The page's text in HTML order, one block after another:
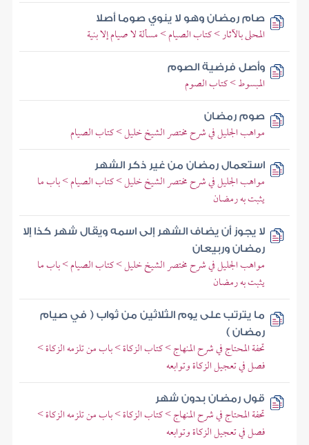
صام رمضان وهو لا ينوي صوما أصلا
المحلى بالآثار > كتاب الصيام > مسألة لا صيام إلا بنية
وأصل فرضية الصوم
المبسوط > كتاب الصوم
صوم رمضان
مواهب الجليل في شرح مختصر الشيخ خليل > كتاب الصيام
استعمال رمضان من غير ذكر الشهر
مواهب الجليل في شرح مختصر الشيخ خليل > كتاب الصيام > باب ما
يثبت به رمضان
لا يجوز أن يضاف الشهر إلى اسمه ويقال شهر كذا إلا
رمضان وربيعان
مواهب الجليل في شرح مختصر الشيخ خليل > كتاب الصيام > باب ما
يثبت به رمضان
ما يترتب على يوم الثلاثين من ثواب ( في صيام
رمضان )
تحفة المحتاج في شرح المنهاج > كتاب الزكاة > باب من تلزمه الزكاة >
فصل في تعجيل الزكاة وتوابعه
قول رمضان بدون شهر
تحفة المحتاج في شرح المنهاج > كتاب الزكاة > باب من تلزمه الزكاة >
فصل في تعجيل الزكاة وتوابعه